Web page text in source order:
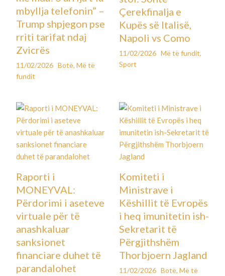
mbyllja telefonin” –
Trump shpjegon pse
rriti tarifat ndaj
Zvicrës
11/02/2026 Botë,Më të
fundit
Çerekfinalja e
Kupës së Italisë,
Napoli vs Como
11/02/2026 Më të fundit,
Sport
Raporti i
MONEYVAL:
Përdorimi i aseteve
virtuale për të
anashkaluar
sanksionet
financiare duhet të
parandalohet
Komiteti i
Ministrave i
Këshillit të Evropës
i heq imunitetin ish-
Sekretarit të
Përgjithshëm
Thorbjoern Jagland
11/02/2026 Botë, Më të